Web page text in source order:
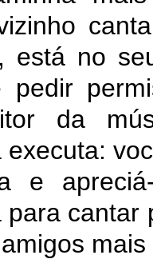
está no
da
executa:
e
para cantar
mais